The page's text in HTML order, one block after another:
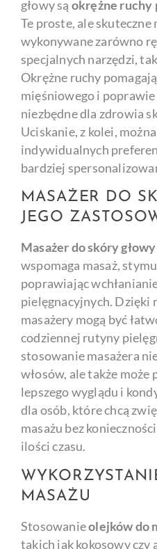
głowy są okrężne ruchy
Te proste, ale skuteczne
wykonywane zarówno
specjalnych narzędzi,
Okrężne ruchy
mięśniowego i
niezbędne dla zdrowia
Uciskanie, z kolei,
indywidualnych
bardziej
MASAŻER DO
JEGO
Masażer do skóry głowy
wspomaga masaż,
poprawiając
pielęgnacyjnych. Dzięki
masażery mogą być
codziennej rutyny
stosowanie masażera
włosów, ale także może
lepszego wyglądu i
dla osób, które chcą
masażu bez
ilości czasu.
MASAŻU
Stosowanieolejków do
takich jak kokosowy czy